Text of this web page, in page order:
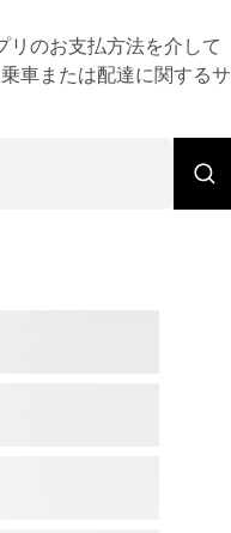
リのお支払方法を介して
車または配達に関するサ